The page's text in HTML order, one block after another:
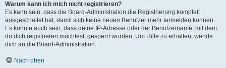
Warum kann ich mich nicht registrieren?
Es kann sein, dass die Board-Administration die Registrierung komplett
ausgeschaltet hat, damit sich keine neuen Benutzer mehr anmelden können.
Es könnte auch sein, dass deine IP-Adresse oder der Benutzername, mit dem
du dich registrieren möchtest, gesperrt wurden. Um Hilfe zu erhalten, wende
dich an die Board-Administration.
Nach oben